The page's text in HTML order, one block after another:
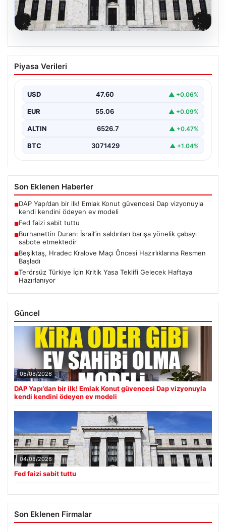
04.08.2026
Fed faizi sabit tuttu
Piyasa Verileri
USD 47.60 ▲ +0.06%
EUR 55.06 ▲ +0.09%
ALTIN 6526.7 ▲ +0.47%
BTC 3071429 ▲ +1.04%
Son Eklenen Haberler
■DAP Yapı’dan bir ilk! Emlak Konut güvencesi Dap vizyonuyla
kendi kendini ödeyen ev modeli
■Fed faizi sabit tuttu
■Burhanettin Duran: İsrail’in saldırıları barışa yönelik çabayı
sabote etmektedir
■Beşiktaş, Hradec Kralove Maçı Öncesi Hazırlıklarına Resmen
Başladı
■Terörsüz Türkiye İçin Kritik Yasa Teklifi Gelecek Haftaya
Hazırlanıyor
Güncel
05/08/2026
DAP Yapı’dan bir ilk! Emlak Konut güvencesi Dap vizyonuyla
kendi kendini ödeyen ev modeli
04/08/2026
Fed faizi sabit tuttu
Son Eklenen Firmalar